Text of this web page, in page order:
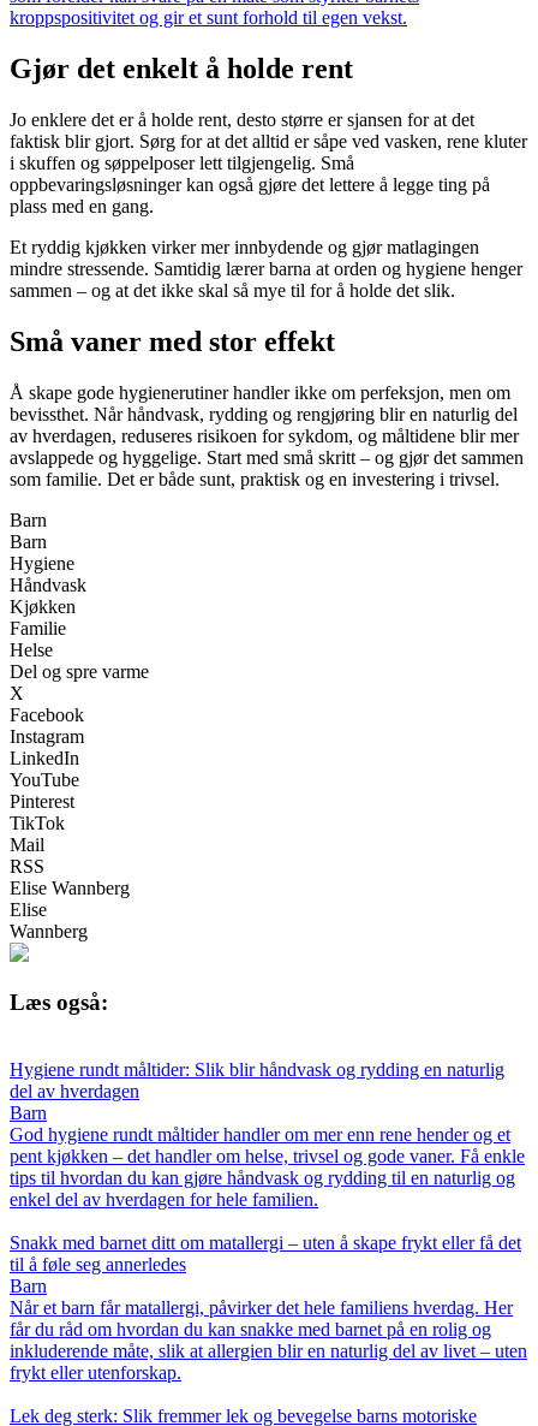
kroppspositivitet og gir et sunt forhold til egen vekst.
Gjør det enkelt å holde rent
Jo enklere det er å holde rent, desto større er sjansen for at det
faktisk blir gjort. Sørg for at det alltid er såpe ved vasken, rene kluter
i skuffen og søppelposer lett tilgjengelig. Små
oppbevaringsløsninger kan også gjøre det lettere å legge ting på
plass med en gang.
Et ryddig kjøkken virker mer innbydende og gjør matlagingen
mindre stressende. Samtidig lærer barna at orden og hygiene henger
sammen – og at det ikke skal så mye til for å holde det slik.
Små vaner med stor effekt
Å skape gode hygienerutiner handler ikke om perfeksjon, men om
bevissthet. Når håndvask, rydding og rengjøring blir en naturlig del
av hverdagen, reduseres risikoen for sykdom, og måltidene blir mer
avslappede og hyggelige. Start med små skritt – og gjør det sammen
som familie. Det er både sunt, praktisk og en investering i trivsel.
Barn
Barn
Hygiene
Håndvask
Kjøkken
Familie
Helse
Del og spre varme
X
Facebook
Instagram
LinkedIn
YouTube
Pinterest
TikTok
Mail
RSS
Elise Wannberg
Elise
Wannberg
Læs også:
Hygiene rundt måltider: Slik blir håndvask og rydding en naturlig
del av hverdagen
Barn
God hygiene rundt måltider handler om mer enn rene hender og et
pent kjøkken – det handler om helse, trivsel og gode vaner. Få enkle
tips til hvordan du kan gjøre håndvask og rydding til en naturlig og
enkel del av hverdagen for hele familien.
Snakk med barnet ditt om matallergi – uten å skape frykt eller få det
til å føle seg annerledes
Barn
Når et barn får matallergi, påvirker det hele familiens hverdag. Her
får du råd om hvordan du kan snakke med barnet på en rolig og
inkluderende måte, slik at allergien blir en naturlig del av livet – uten
frykt eller utenforskap.
Lek deg sterk: Slik fremmer lek og bevegelse barns motoriske